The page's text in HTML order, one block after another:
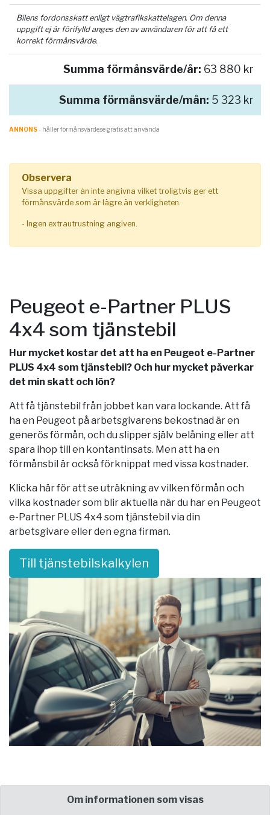
Bilens fordonsskatt enligt vägtrafikskattelagen. Om denna
uppgift ej är förifylld anges den av användaren för att få ett
korrekt förmånsvärde.
Summa förmånsvärde/år: 63 880 kr
Summa förmånsvärde/mån: 5 323 kr
ANNONS- håller förmånsvärde.se gratis att använda
Observera
Vissa uppgifter än inte angivna vilket troligtvis ger ett
förmånsvärde som är lägre än verkligheten.
- Ingen extrautrustning angiven.
Peugeot e-Partner PLUS
4x4 som tjänstebil
Hur mycket kostar det att ha en Peugeot e-Partner
PLUS 4x4 som tjänstebil? Och hur mycket påverkar
det min skatt och lön?
Att få tjänstebil från jobbet kan vara lockande. Att få
ha en Peugeot på arbetsgivarens bekostnad är en
generös förmån, och du slipper själv belåning eller att
spara ihop till en kontantinsats. Men att ha en
förmånsbil är också förknippat med vissa kostnader.
Klicka här för att se uträkning av vilken förmån och
vilka kostnader som blir aktuella när du har en Peugeot
e-Partner PLUS 4x4 som tjänstebil via din
arbetsgivare eller den egna firman.
Till tjänstebilskalkylen
Om informationen som visas